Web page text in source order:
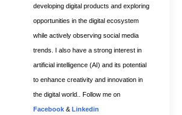
developing digital products and exploring
opportunities in the digital ecosystem
while actively observing social media
trends. I also have a strong interest in
artificial intelligence (AI) and its potential
to enhance creativity and innovation in
the digital world.. Follow me on
Facebook & Linkedin